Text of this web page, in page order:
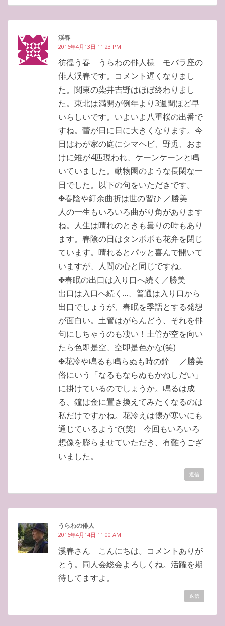
渓春
2016年4月13日 11:23 PM
彷徨う春 うらわの俳人様 モバラ座の
俳人渓春です。コメント遅くなりまし
た。関東の染井吉野はほぼ終わりまし
た。東北は満開が例年より3週間ほど早
いらしいです。いよいよ八重桜の出番で
すね。蕾が日に日に大きくなります。今
日はわが家の庭にシマヘビ、野兎、おま
けに雉が4匹現われ、ケーンケーンと鳴
いていました。動物園のような長閑な一
日でした。以下の句をいただきです。
✤春陰や紆余曲折は世の習ひ ／勝美
人の一生もいろいろ曲がり角があります
ね。人生は晴れのときも曇りの時もあり
ます。春陰の日はタンポポも花弁を閉じ
ています。晴れるとパッと喜んで開いて
いますが、人間の心と同じですね。
✤春眠の出口は入り口へ続く／勝美
出口は入口へ続く…、普通は入り口から
出口でしょうが、春眠を季語とする発想
が面白い。土管はがらんどう、それを俳
句にしちゃうのも凄い！土管が空を向い
たら色即是空、空即是色かな(笑)
✤花冷や鳴るも鳴らぬも時の鐘 ／勝美
俗にいう「なるもならぬもかねしだい」
に掛けているのでしょうか。鳴るは成
る、鐘は金に置き換えてみたくなるのは
私だけですかね。花冷えは懐が寒いにも
通じているようで(笑) 今回もいろいろ
想像を膨らませていただき、有難うござ
いました。
返信
うらわの俳人
2016年4月14日 11:00 AM
溪春さん こんにちは。コメントありが
とう。同人会総会よろしくね。活躍を期
待してますよ。
返信